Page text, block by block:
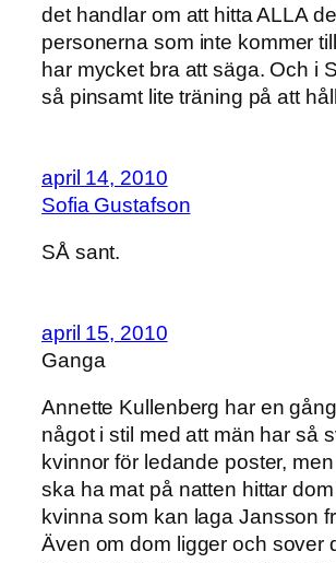
det handlar om att hitta ALLA
personerna som inte kommer
har mycket bra att säga. Och i
så pinsamt lite träning på att
april 14, 2010
Sofia Gustafson
SÅ sant.
april 15, 2010
Ganga
Annette Kullenberg har en
något i stil med att män har så
kvinnor för ledande poster,
ska ha mat på natten hittar
kvinna som kan laga Jansson
Även om dom ligger och sover